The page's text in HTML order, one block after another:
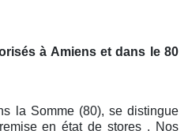
à Amiens et dans le 80
la Somme (80), se distingue
en état de stores . Nos